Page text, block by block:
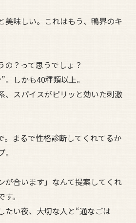
美味しい。これはもう、鴨界のキ
の？って思うでしょ？
しかも40種類以上。
、スパイスがピリッと効いた刺激
。まるで性格診断してくれてるか
が合います」なんて提案してくれ
。
たい夜、大切な人と“通なごは